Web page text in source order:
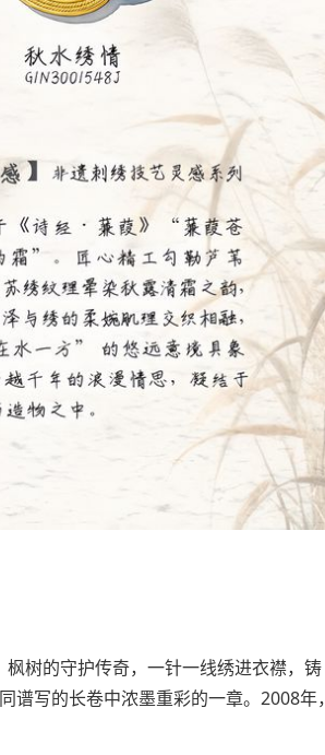
树的守护传奇，一针一线绣进衣襟，铸
写的长卷中浓墨重彩的一章。2008年，